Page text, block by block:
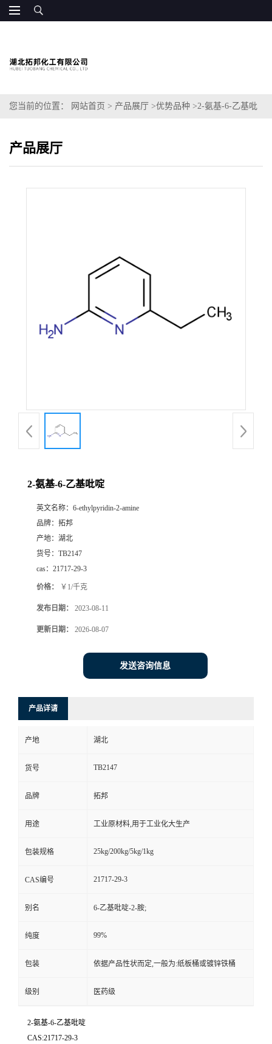
您当前的位置： 网站首页 > 产品展厅 >优势品种 >2-氨基-6-乙基吡
产品展厅
2-氨基-6-乙基吡啶
英文名称： 6-ethylpyridin-2-amine
品牌： 拓邦
产地： 湖北
货号： TB2147
cas： 21717-29-3
价格： ￥1/千克
发布日期： 2023-08-11
更新日期： 2026-08-07
发送咨询信息
产品详请
产地 湖北
货号 TB2147
品牌 拓邦
用途 工业原材料,用于工业化大生产
包装规格 25kg/200kg/5kg/1kg
CAS编号 21717-29-3
别名 6-乙基吡啶-2-胺;
纯度 99%
包装 依据产品性状而定,一般为:纸板桶或镀锌铁桶
级别 医药级
2-氨基-6-乙基吡啶
CAS:21717-29-3